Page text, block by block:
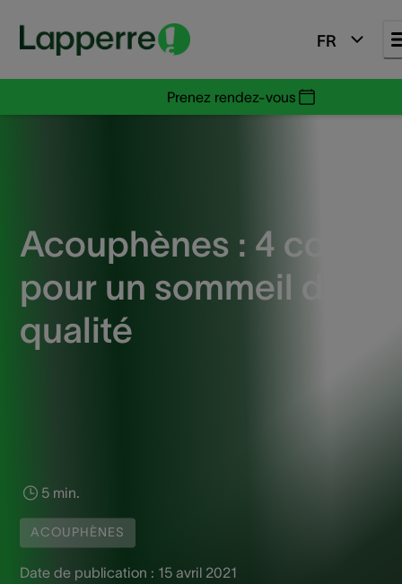
FR
Prenez rendez-vous
Acouphènes : 4
pour un sommeil de
qualité
5 min.
ACOUPHÈNES
Date de publication : 15 avril 2021